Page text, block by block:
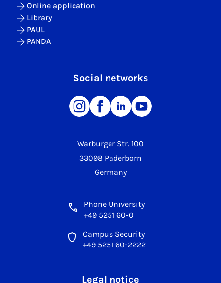
Warburger Str. 100
33098 Paderborn
Germany
Phone University
+49 5251 60-0
Campus Security
+49 5251 60-2222
Online application
Library
PAUL
PANDA
Social networks
Legal notice